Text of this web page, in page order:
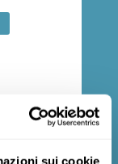
sui cookie